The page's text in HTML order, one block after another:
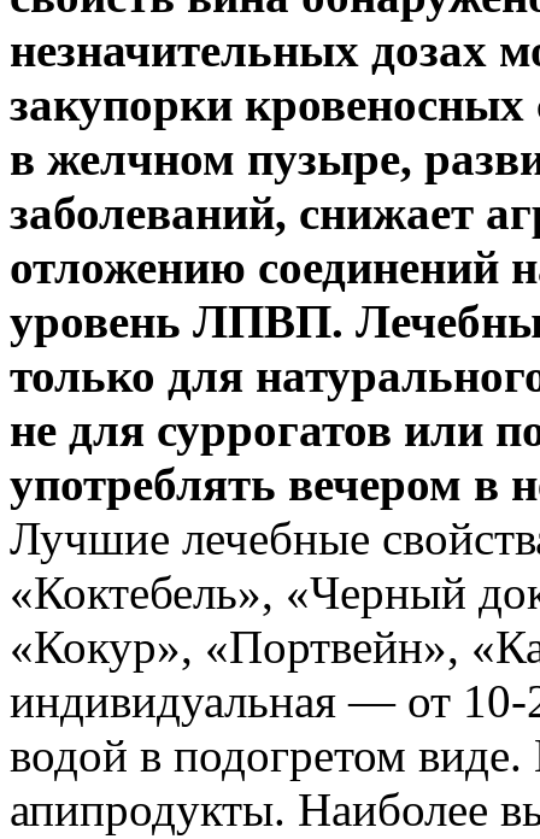
незначительных дозах
закупорки
в желчном пузыре,
заболеваний, снижает
отложению соединений
уровень ЛПВП.
только для
не для суррогатов или
употреблять вечером в
Лучшие лечебные
«Коктебель», «Черный
«Кокур», «Портвейн»,
индивидуальная — от 10-
водой в подогретом
апипродукты. Наиболее